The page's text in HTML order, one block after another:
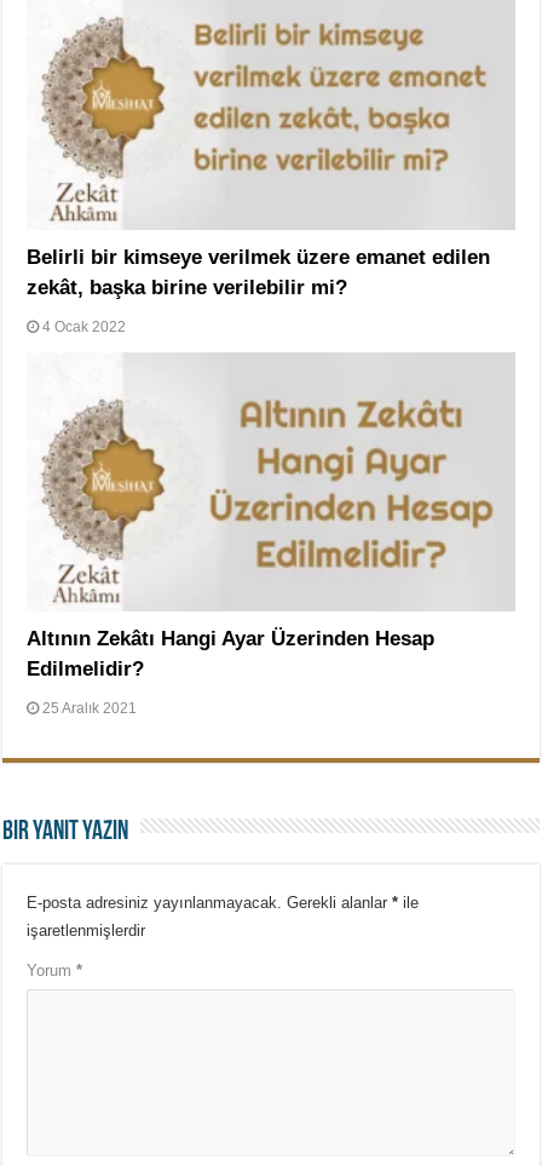
Belirli bir kimseye verilmek üzere emanet edilen
zekât, başka birine verilebilir mi?
4 Ocak 2022
Altının Zekâtı Hangi Ayar Üzerinden Hesap
Edilmelidir?
25 Aralık 2021
Bir yanıt yazın
E-posta adresiniz yayınlanmayacak. Gerekli alanlar* ile
işaretlenmişlerdir
Yorum*